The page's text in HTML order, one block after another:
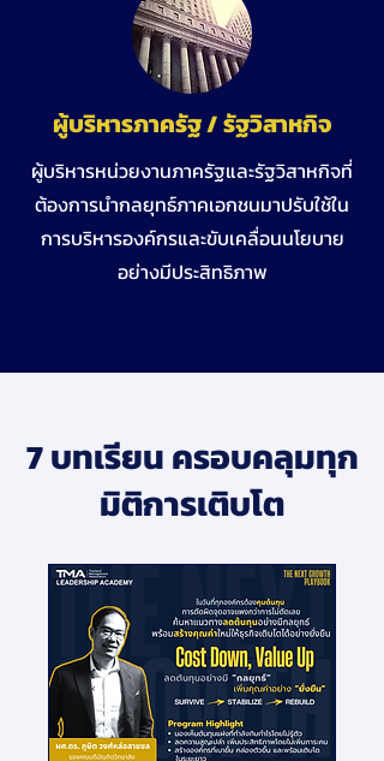
ผู้บริหารภาครัฐ / รัฐวิสาหกิจ
ผู้บริหารหน่วยงานภาครัฐและรัฐวิสาหกิจที่
ต้องการนำกลยุทธ์ภาคเอกชนมาปรับใช้ใน
การบริหารองค์กรและขับเคลื่อนนโยบาย
อย่างมีประสิทธิภาพ
7 บทเรียน ครอบคลุมทุก
มิติการเติบโต